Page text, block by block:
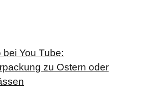
You Tube:
zu Ostern oder